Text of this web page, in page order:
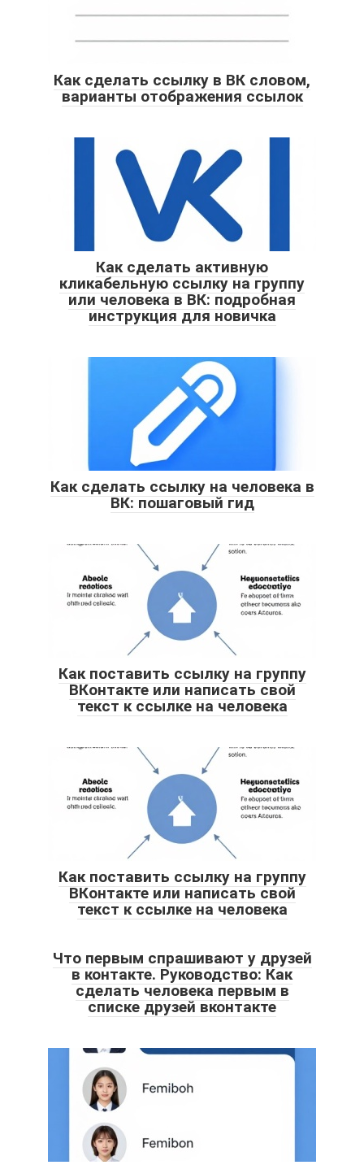
Как сделать ссылку в ВК словом,
варианты отображения ссылок
Как сделать активную
кликабельную ссылку на группу
или человека в ВК: подробная
инструкция для новичка
Как сделать ссылку на человека в
ВК: пошаговый гид
Как поставить ссылку на группу
ВКонтакте или написать свой
текст к ссылке на человека
Как поставить ссылку на группу
ВКонтакте или написать свой
текст к ссылке на человека
Что первым спрашивают у друзей
в контакте. Руководство: Как
сделать человека первым в
списке друзей вконтакте